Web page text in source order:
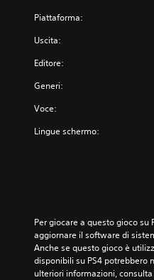
Piattaforma:
Uscita:
Editore:
Generi:
Voce:
Lingue schermo:
Per giocare a questo gioco su
aggiornare il software di
Anche se questo gioco è
disponibili su PS4 potrebbero
ulteriori informazioni,